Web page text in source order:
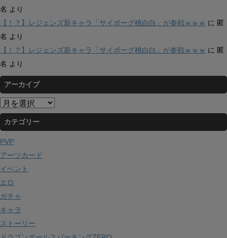
名 より
【！？】レジェンズ新キャラ「サイボーグ桃白白」が参戦ｗｗｗ に 匿
名 より
【！？】レジェンズ新キャラ「サイボーグ桃白白」が参戦ｗｗｗ に 匿
名 より
アーカイブ
ア
ー
カ
イ
ブ
カテゴリー
PVP
アーツカード
イベント
エロ
ガチャ
キャラ
ストーリー